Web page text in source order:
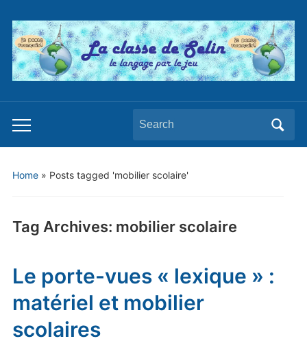
Toggle
mobile
Search
for:
Home» Posts tagged 'mobilier scolaire'
Tag Archives: mobilier scolaire
Le porte-vues « lexique » :
matériel et mobilier
scolaires